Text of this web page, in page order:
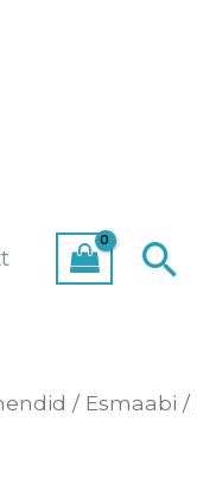
/ Esmaabi /